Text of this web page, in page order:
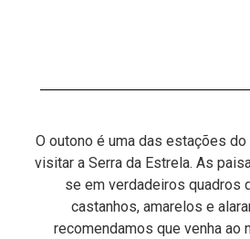
O outono é uma das estações
visitar a Serra da Estrela. As
se em verdadeiros quadros
castanhos, amarelos e
recomendamos que venha ao